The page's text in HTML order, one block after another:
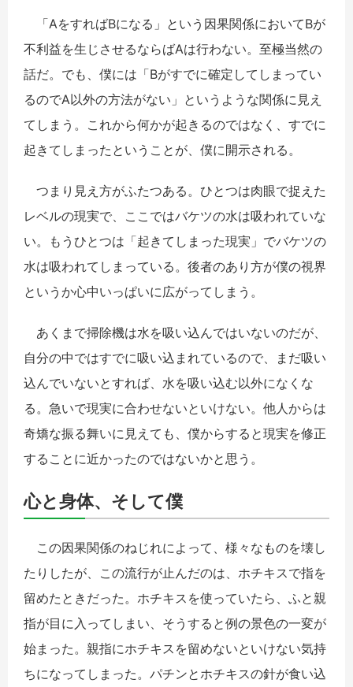
「AをすればBになる」という因果関係においてBが
不利益を生じさせるならばAは行わない。至極当然の
話だ。でも、僕には「Bがすでに確定してしまってい
るのでA以外の方法がない」というような関係に見え
てしまう。これから何かが起きるのではなく、すでに
起きてしまったということが、僕に開示される。
つまり見え方がふたつある。ひとつは肉眼で捉えた
レベルの現実で、ここではバケツの水は吸われていな
い。もうひとつは「起きてしまった現実」でバケツの
水は吸われてしまっている。後者のあり方が僕の視界
というか心中いっぱいに広がってしまう。
あくまで掃除機は水を吸い込んではいないのだが、
自分の中ではすでに吸い込まれているので、まだ吸い
込んでいないとすれば、水を吸い込む以外になくな
る。急いで現実に合わせないといけない。他人からは
奇矯な振る舞いに見えても、僕からすると現実を修正
することに近かったのではないかと思う。
心と身体、そして僕
この因果関係のねじれによって、様々なものを壊し
たりしたが、この流行が止んだのは、ホチキスで指を
留めたときだった。ホチキスを使っていたら、ふと親
指が目に入ってしまい、そうすると例の景色の一変が
始まった。 親指にホチキスを留めないといけない気持
ちになってしまった。 パチンとホチキスの針が食い込